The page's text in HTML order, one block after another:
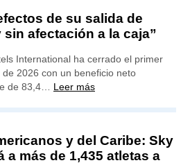
de su salida de
afectación a la caja”
International ha cerrado el primer
de 2026 con un beneficio neto
de 83,4… Leer más
y del Caribe: Sky
a más de 1,435 atletas a